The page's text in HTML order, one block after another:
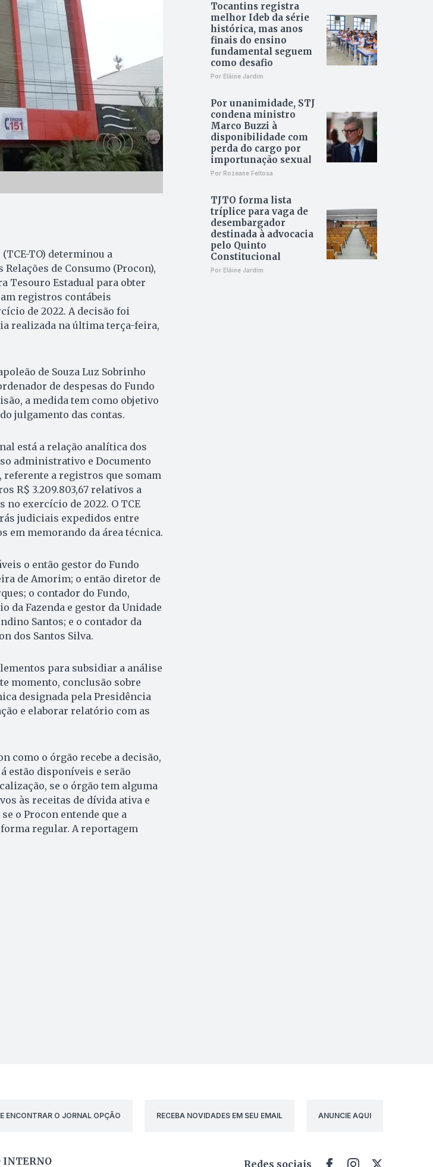
TO) determinou a
de Consumo (Procon),
Tesouro Estadual para obter
registros contábeis
de 2022. A decisão foi
realizada na última terça-feira,
de Souza Luz Sobrinho
de despesas do Fundo
a medida tem como objetivo
julgamento das contas.
está a relação analítica dos
administrativo e Documento
referente a registros que somam
R$ 3.209.803,67 relativos a
exercício de 2022. O TCE
judiciais expedidos entre
em memorando da área técnica.
o então gestor do Fundo
de Amorim; o então diretor de
o contador do Fundo,
da Fazenda e gestor da Unidade
Santos; e o contador da
dos Santos Silva.
para subsidiar a análise
momento, conclusão sobre
designada pela Presidência
e elaborar relatório com as
como o órgão recebe a decisão,
estão disponíveis e serão
se o órgão tem alguma
às receitas de dívida ativa e
o Procon entende que a
regular. A reportagem
Tocantins registra
melhor Ideb da série
histórica, mas anos
finais do ensino
fundamental seguem
como desafio
Por Elâine Jardim
Por unanimidade, STJ
condena ministro
Marco Buzzi à
disponibilidade com
perda do cargo por
importunação sexual
Por Rozeane Feitosa
TJTO forma lista
tríplice para vaga de
desembargador
destinada à advocacia
pelo Quinto
Constitucional
Por Elâine Jardim
ENCONTRAR O JORNAL OPÇÃO
RECEBA NOVIDADES EM SEU EMAIL ANUNCIE AQUI
INTERNO Redes sociais